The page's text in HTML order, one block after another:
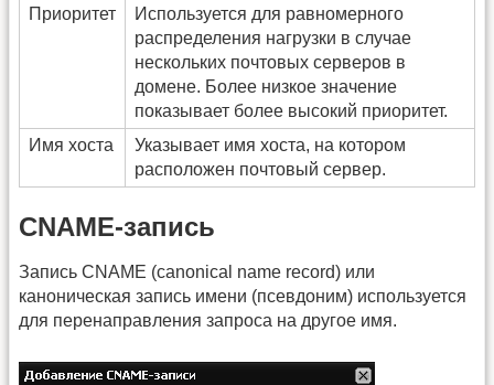
Приоритет
Используется для равномерного
распределения нагрузки в случае
нескольких почтовых серверов в
домене. Более низкое значение
показывает более высокий приоритет.
Имя хоста
Указывает имя хоста, на котором
расположен почтовый сервер.
CNAME-запись
Запись CNAME (canonical name record) или
каноническая запись имени (псевдоним) используется
для перенаправления запроса на другое имя.